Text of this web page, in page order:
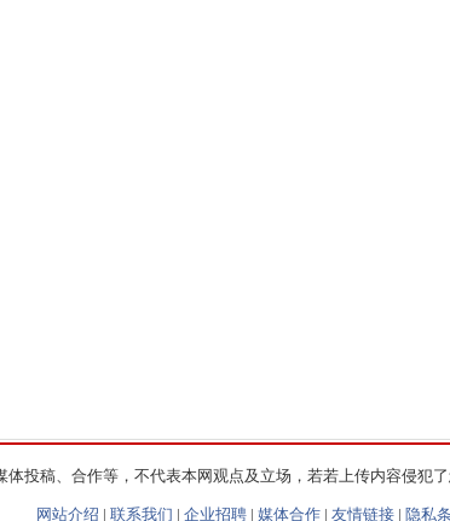
投稿、合作等，不代表本网观点及立场，若若上传内容侵犯
网站介绍 | 联系我们 | 企业招聘 | 媒体合作 | 友情链接 | 隐私